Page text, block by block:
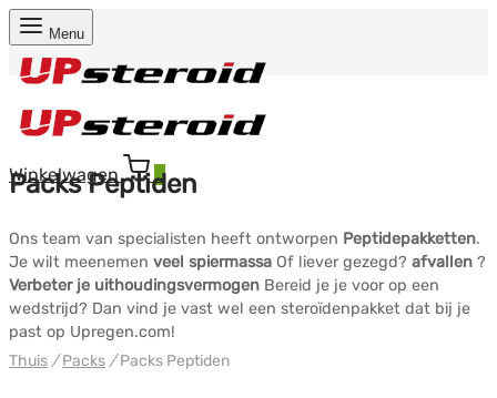
Menu
Winkelwagen 0
Packs Peptiden
Ons team van specialisten heeft ontworpen Peptidepakketten.
Je wilt meenemen veel spiermassa Of liever gezegd? afvallen ?
Verbeter je uithoudingsvermogen Bereid je je voor op een
wedstrijd? Dan vind je vast wel een steroïdenpakket dat bij je
past op Upregen.com!
Thuis / Packs /Packs Peptiden